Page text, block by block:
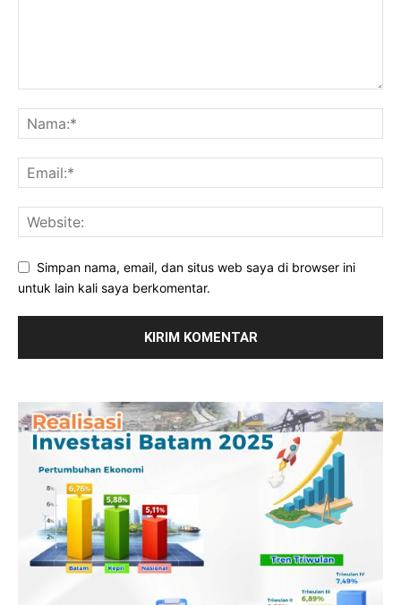
Simpan nama, email, dan situs web saya di browser ini
untuk lain kali saya berkomentar.